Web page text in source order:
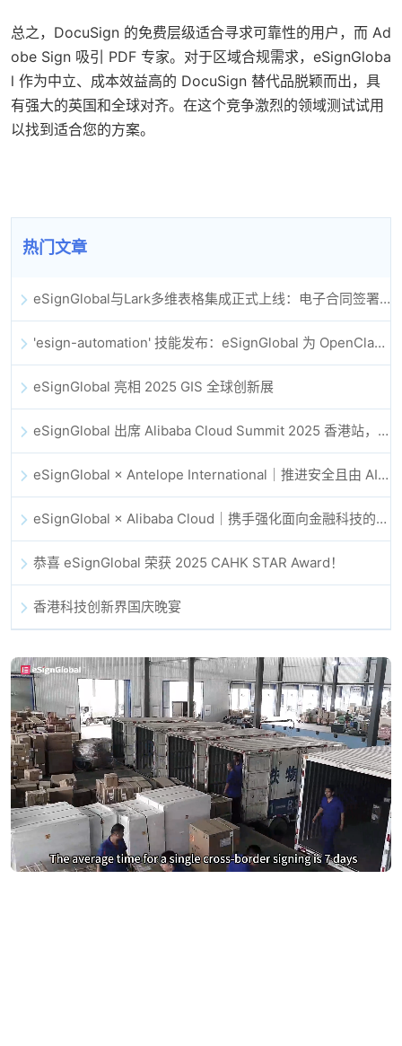
总之，DocuSign 的免费层级适合寻求可靠性的用户，而 Ad
obe Sign 吸引 PDF 专家。对于区域合规需求，eSignGloba
l 作为中立、成本效益高的 DocuSign 替代品脱颖而出，具
有强大的英国和全球对齐。在这个竞争激烈的领域测试试用
以找到适合您的方案。
热门文章
eSignGlobal与Lark多维表格集成正式上线：电子合同签署归档全程自动化
'esign-automation' 技能发布：eSignGlobal 为 OpenClaw 提供自动化电子签名能力
eSignGlobal 亮相 2025 GIS 全球创新展
eSignGlobal 出席 Alibaba Cloud Summit 2025 香港站，共同探讨 AI 驱动的云创新与数字信任未来
eSignGlobal × Antelope International｜推进安全且由 AI 驱动的数字化工作流
eSignGlobal × Alibaba Cloud｜携手强化面向金融科技的全球数字信任
恭喜 eSignGlobal 荣获 2025 CAHK STAR Award！
香港科技创新界国庆晚宴